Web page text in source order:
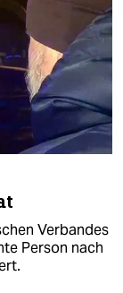
Verbandes
Person nach